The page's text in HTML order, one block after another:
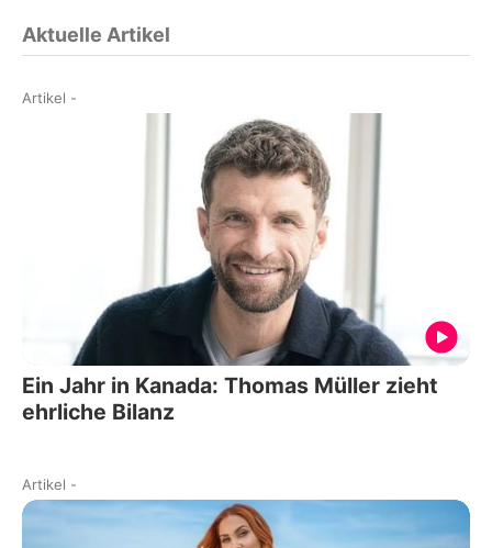
Aktuelle Artikel
Artikel -
Ein Jahr in Kanada: Thomas Müller zieht
ehrliche Bilanz
Artikel -